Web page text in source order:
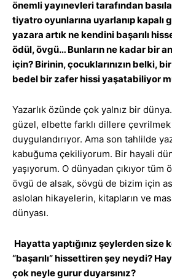
önemli yayınevleri tarafından
tiyatro oyunlarına uyarlanıp kapalı
yazara artık ne kendini başarılı
ödül, övgü… Bunların ne kadar bir
için? Birinin, çocuklarınızın belki,
bedel bir zafer hissi yaşatabiliyor
Yazarlık özünde çok yalnız bir
güzel, elbette farklı dillere çevrilmek
duygulandırıyor. Ama son tahlilde
kabuğuma çekiliyorum. Bir hayali
yaşıyorum. O dünyadan çıkıyor tüm
övgü de alsak, sövgü de bizim için
aslolan hikayelerin, kitapların ve
dünyası.
Hayatta yaptığınız şeylerden size
“başarılı” hissettiren şey neydi?
çok neyle gurur duyarsınız?